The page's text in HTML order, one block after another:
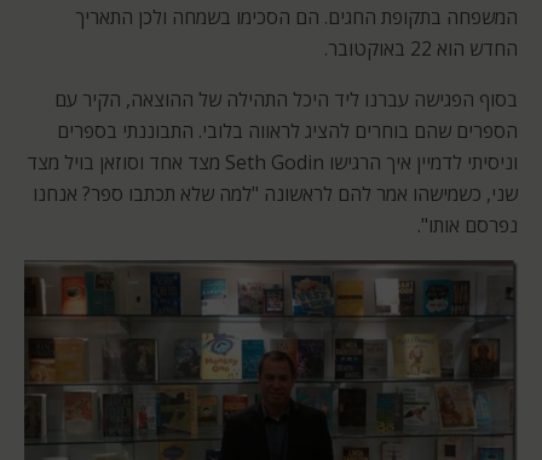
המשפחה בתקופת החגים. הם הסכימו בשמחה ולכן התאריך
החדש הוא 22 באוקטובר.
בסוף הפגישה עברנו ליד היכל התהילה של ההוצאה, הקיר עם
הספרים שהם בוחרים להציג לראווה בלובי. התבוננתי בספרים
וניסיתי לדמיין איך הרגישו Seth Godin מצד אחד וסוזאן בויל מצד
שני, כשמישהו אמר להם לראשונה "למה שלא תכתבו ספר? אנחנו
נפרסם אותו".